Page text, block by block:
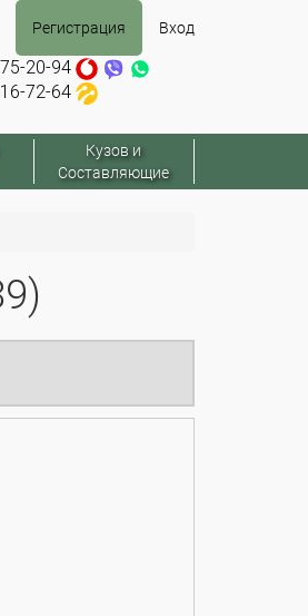
Регистрация Вход
20-94
72-64
Кузов и
Составляющие